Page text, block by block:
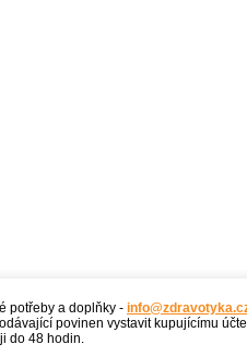
potřeby a doplňky -
povinen vystavit kupujícímu
do 48 hodin.